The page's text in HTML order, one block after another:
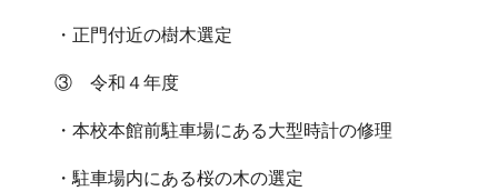
・正門付近の樹木選定
③ 令和４年度
・本校本館前駐車場にある大型時計の修理
・駐車場内にある桜の木の選定